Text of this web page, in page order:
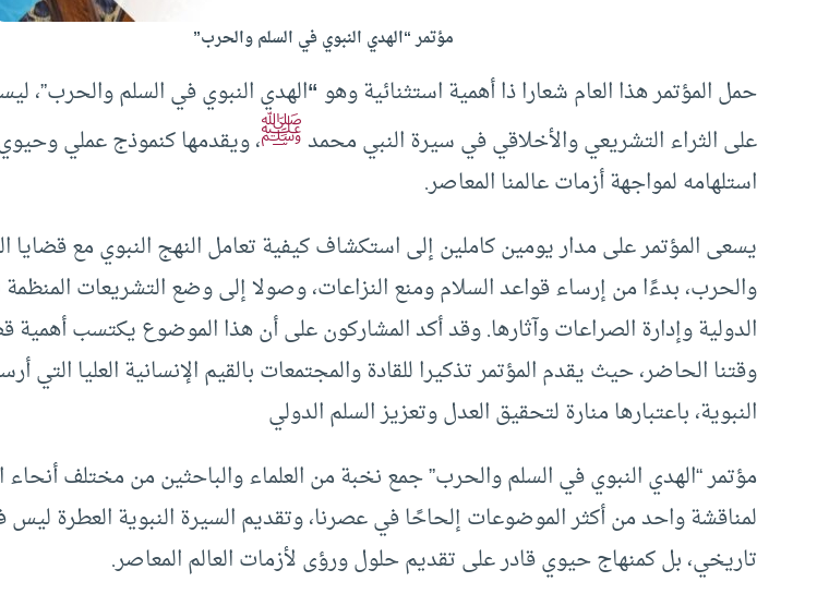
مؤتمر “الهدي النبوي في السلم والحرب”
حمل المؤتمر هذا العام شعارا ذا أهمية استثنائية وهو “الهدي النبوي في السلم والحرب”،
على الثراء التشريعي والأخلاقي في سيرة النبي محمدﷺ، ويقدمها كنموذج عملي
استلهامه لمواجهة أزمات عالمنا المعاصر.
يسعى المؤتمر على مدار يومين كاملين إلى استكشاف كيفية تعامل النهج النبوي مع قضايا
والحرب، بدءًا من إرساء قواعد السلام ومنع النزاعات، وصولا إلى وضع التشريعات المنظمة
الدولية وإدارة الصراعات وآثارها. وقد أكد المشاركون على أن هذا الموضوع يكتسب
وقتنا الحاضر، حيث يقدم المؤتمر تذكيرا للقادة والمجتمعات بالقيم الإنسانية العليا التي
النبوية، باعتبارها منارة لتحقيق العدل وتعزيز السلم الدولي
مؤتمر “الهدي النبوي في السلم والحرب” جمع نخبة من العلماء والباحثين من مختلف أنحاء
لمناقشة واحد من أكثر الموضوعات إلحاحًا في عصرنا، وتقديم السيرة النبوية العطرة
تاريخي، بل كمنهاج حيوي قادر على تقديم حلول ورؤى لأزمات العالم المعاصر.